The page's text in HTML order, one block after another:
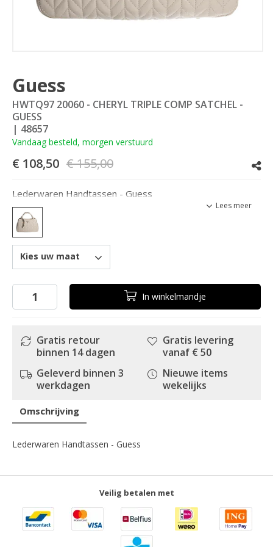
Guess
HWTQ97 20060 - CHERYL TRIPLE COMP SATCHEL -
GUESS
| 48657
Vandaag besteld, morgen verstuurd
€ 155,00
€ 108,50
Lederwaren Handtassen - Guess
Lees meer
Kies uw maat
In winkelmandje
Gratis retour
binnen 14 dagen
Geleverd binnen 3
werkdagen
Gratis levering
vanaf € 50
Nieuwe items
wekelijks
Omschrijving
Lederwaren Handtassen - Guess
Veilig betalen met